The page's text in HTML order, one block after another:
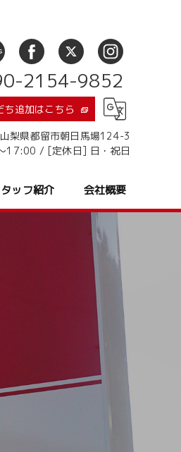
2154-9852
ち追加はこちら
梨県都留市朝日馬場124-3
17:00 / [定休日] 日・祝日
ッフ紹介 会社概要